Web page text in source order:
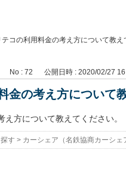
テコの利用料金の考え方について教え
No : 72 公開日時 : 2020/02/27
金の考え方について
方について教えてください。
す > カーシェア（名鉄協商カーシ